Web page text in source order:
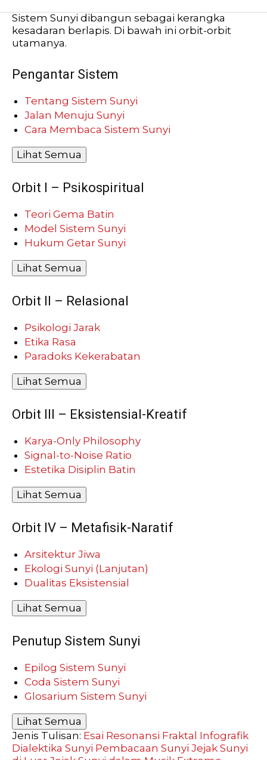
Sistem Sunyi dibangun sebagai kerangka
kesadaran berlapis. Di bawah ini orbit-orbit
utamanya.
Pengantar Sistem
Tentang Sistem Sunyi
Jalan Menuju Sunyi
Cara Membaca Sistem Sunyi
Lihat Semua
Orbit I – Psikospiritual
Teori Gema Batin
Model Sistem Sunyi
Hukum Getar Sunyi
Lihat Semua
Orbit II – Relasional
Psikologi Jarak
Etika Rasa
Paradoks Kekerabatan
Lihat Semua
Orbit III – Eksistensial-Kreatif
Karya-Only Philosophy
Signal-to-Noise Ratio
Estetika Disiplin Batin
Lihat Semua
Orbit IV – Metafisik-Naratif
Arsitektur Jiwa
Ekologi Sunyi (Lanjutan)
Dualitas Eksistensial
Lihat Semua
Penutup Sistem Sunyi
Epilog Sistem Sunyi
Coda Sistem Sunyi
Glosarium Sistem Sunyi
Lihat Semua
Jenis Tulisan: Esai Resonansi Fraktal Infografik
Dialektika Sunyi Pembacaan Sunyi Jejak Sunyi